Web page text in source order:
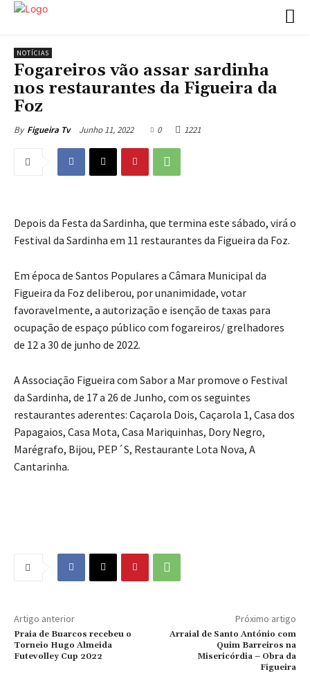
NOTÍCIAS
Fogareiros vão assar sardinha
nos restaurantes da Figueira da
Foz
By Figueira Tv Junho 11, 2022 0 1221
Depois da Festa da Sardinha, que termina este sábado, virá o
Festival da Sardinha em 11 restaurantes da Figueira da Foz.
Em época de Santos Populares a Câmara Municipal da
Figueira da Foz deliberou, por unanimidade, votar
favoravelmente, a autorização e isenção de taxas para
ocupação de espaço público com fogareiros/ grelhadores
de 12 a 30 de junho de 2022.
A Associação Figueira com Sabor a Mar promove o Festival
da Sardinha, de 17 a 26 de Junho, com os seguintes
restaurantes aderentes: Caçarola Dois, Caçarola 1, Casa dos
Papagaios, Casa Mota, Casa Mariquinhas, Dory Negro,
Marégrafo, Bijou, PEP´S, Restaurante Lota Nova, A
Cantarinha.
Artigo anterior
Praia de Buarcos recebeu o
Torneio Hugo Almeida
Futevolley Cup 2022
Próximo artigo
Arraial de Santo António com
Quim Barreiros na
Misericórdia – Obra da
Figueira